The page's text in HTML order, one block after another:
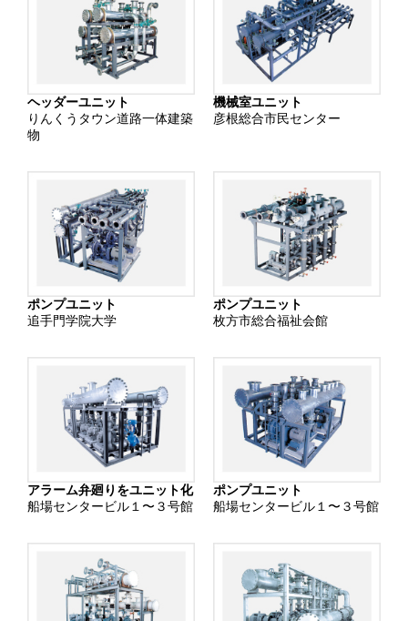
ヘッダーユニット
りんくうタウン道路一体建築
物
機械室ユニット
彦根総合市民センター
ポンプユニット
追手門学院大学
ポンプユニット
枚方市総合福祉会館
アラーム弁廻りをユニット化
船場センタービル１〜３号館
ポンプユニット
船場センタービル１〜３号館